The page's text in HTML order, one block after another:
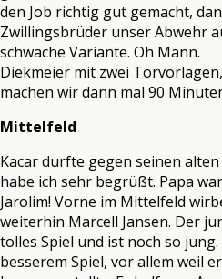
den Job richtig gut gemacht,
Zwillingsbrüder unser Abwehr
schwache Variante. Oh Mann.
Diekmeier mit zwei
machen wir dann mal 90
Mittelfeld
Kacar durfte gegen seinen
habe ich sehr begrüßt. Papa
Jarolim! Vorne im Mittelfeld
weiterhin Marcell Jansen. Der
tolles Spiel und ist noch so jung.
besserem Spiel, vor allem weil